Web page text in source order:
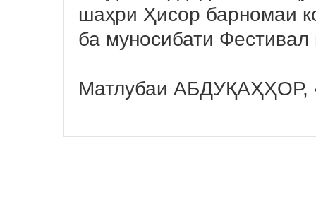
шаҳри Ҳисор барномаи
ба муносибати
Матлубаи АБДУҚАҲҲОР,